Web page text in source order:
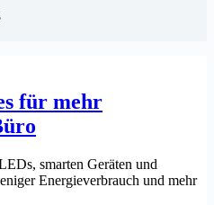
für mehr
smarten Geräten und
Energieverbrauch und mehr